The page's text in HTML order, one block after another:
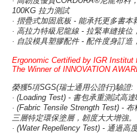
100KG 拉力測試
· 摺疊式加固底板- 能承托更多書本
· 高拉力特級尼龍線 - 拉緊車縫接位
· 自設模具塑膠配件- 配件度身訂造
Ergonomic Certified by IGR Institut
The Winner of INNOVATION
榮獲5項SGS(瑞士通用公證行)驗證:
· (Loading Test) - 書包承重測試高達
· (Fabric Tensile Strength Test) - 布
三層特定環保塗層，韌度大大增強。
· (Water Repellency Test) - 通過高